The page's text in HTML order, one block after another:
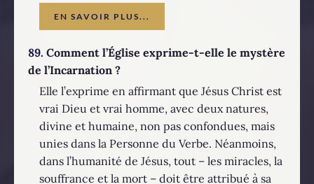
EN SAVOIR PLUS...
89. Comment l’Église exprime-t-elle le mystère
de l’Incarnation ?
Elle l’exprime en affirmant que Jésus Christ est
vrai Dieu et vrai homme, avec deux natures,
divine et humaine, non pas confondues, mais
unies dans la Personne du Verbe. Néanmoins,
dans l’humanité de Jésus, tout – les miracles, la
souffrance et la mort – doit être attribué à sa